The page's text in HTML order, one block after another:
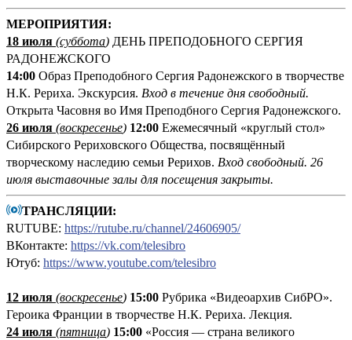
МЕРОПРИЯТИЯ:
18 июля (суббота) ДЕНЬ ПРЕПОДОБНОГО СЕРГИЯ
РАДОНЕЖСКОГО
14:00 Образ Преподобного Сергия Радонежского в творчестве
Н.К. Рериха. Экскурсия. Вход в течение дня свободный.
Открыта Часовня во Имя Преподбного Сергия Радонежского.
26 июля (воскресенье) 12:00 Ежемесячный «круглый стол»
Сибирского Рериховского Общества, посвящённый
творческому наследию семьи Рерихов. Вход свободный. 26
июля выставочные залы для посещения закрыты.
ТРАНСЛЯЦИИ:
RUTUBE: https://rutube.ru/channel/24606905/
ВКонтакте: https://vk.com/telesibro
Ютуб: https://www.youtube.com/telesibro
12 июля (воскресенье) 15:00 Рубрика «Видеоархив СибРО».
Героика Франции в творчестве Н.К. Рериха. Лекция.
24 июля (пятница) 15:00 «Россия — страна великого